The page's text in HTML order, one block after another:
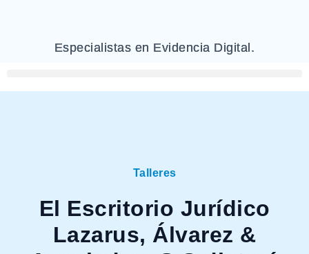
Especialistas en Evidencia Digital.
Talleres
El Escritorio Jurídico
Lazarus, Álvarez &